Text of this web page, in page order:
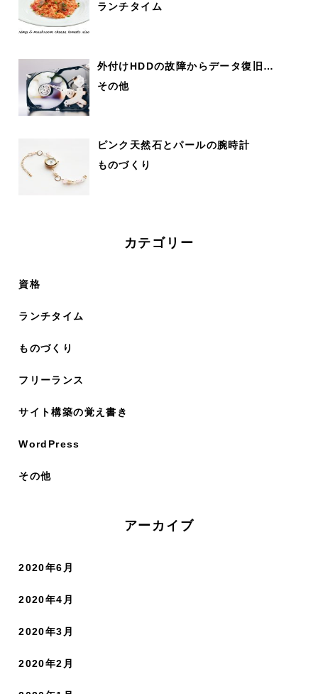
ランチタイム
外付けHDDの故障からデータ復旧…
その他
ピンク天然石とパールの腕時計
ものづくり
カテゴリー
資格
ランチタイム
ものづくり
フリーランス
サイト構築の覚え書き
WordPress
その他
アーカイブ
2020年6月
2020年4月
2020年3月
2020年2月